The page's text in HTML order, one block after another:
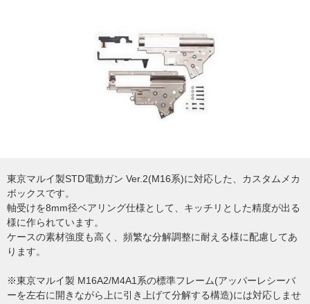
東京マルイ製STD電動ガン Ver.2(M16系)に対応した、カスタムメカ
ボックスです。
軸受けを8mm径ベアリング仕様として、キッチリとした精度が出る
様に作られています。
ケースの素材強度も高く、頻繁な分解調整に耐える様に配慮してあ
ります。
※東京マルイ製 M16A2/M4A1系の標準フレーム(アッパーレシーバ
ーを左右に開きながら上に引き上げて分解する構造)には対応しませ